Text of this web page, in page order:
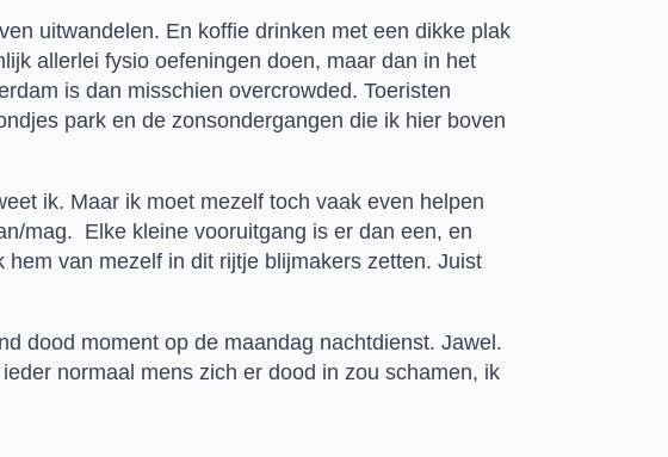
uitwandelen. En koffie drinken met een dikke plak
allerlei fysio oefeningen doen, maar dan in het
is dan misschien overcrowded. Toeristen
park en de zonsondergangen die ik hier boven
ik. Maar ik moet mezelf toch vaak even helpen
mag.  Elke kleine vooruitgang is er dan een, en
van mezelf in dit rijtje blijmakers zetten. Juist
dood moment op de maandag nachtdienst. Jawel.
normaal mens zich er dood in zou schamen, ik